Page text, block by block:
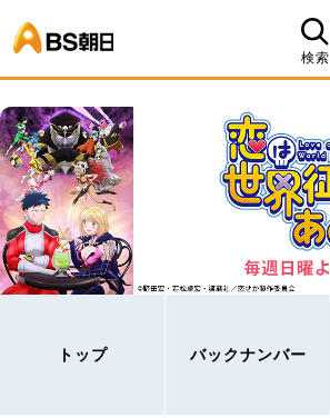
検索
トップ バックナンバー